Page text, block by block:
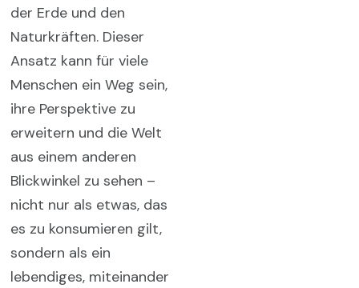
der Erde und den
Naturkräften. Dieser
Ansatz kann für viele
Menschen ein Weg sein,
ihre Perspektive zu
erweitern und die Welt
aus einem anderen
Blickwinkel zu sehen –
nicht nur als etwas, das
es zu konsumieren gilt,
sondern als ein
lebendiges, miteinander